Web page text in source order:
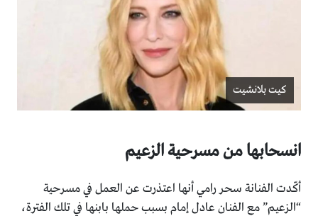
كيت بلانشيت
انسحابها من مسرحية الزعيم
أكّدت الفنانة سحر رامي أنها اعتذرت عن العمل في مسرحية
“الزعيم” مع الفنان عادل إمام بسبب حملها بابنها في تلك الفترة،